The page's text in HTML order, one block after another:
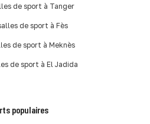
de sport à Tanger
de sport à Fès
de sport à Meknès
de sport à El Jadida
populaires